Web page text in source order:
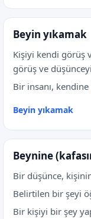
Beyin yıkamak
Kişiyi kendi görüş
görüş ve
Bir insanı,
Beyin yıkamak
Beynine
Bir düşünce,
Belirtilen bir şeyi
Bir kişiyi bir şey